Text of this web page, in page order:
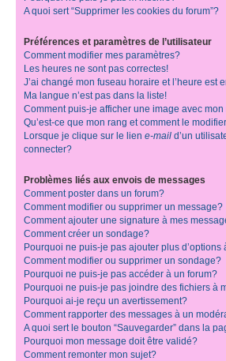
A quoi sert “Supprimer les cookies du forum”?
Préférences et paramètres de l’utilisateur
Comment modifier mes paramètres?
Les heures ne sont pas correctes!
J’ai changé mon fuseau horaire et l’heure est
Ma langue n’est pas dans la liste!
Comment puis-je afficher une image avec mon
Qu’est-ce que mon rang et comment le
Lorsque je clique sur le lien e-mail d’un
connecter?
Problèmes liés aux envois de messages
Comment poster dans un forum?
Comment modifier ou supprimer un message?
Comment ajouter une signature à mes
Comment créer un sondage?
Pourquoi ne puis-je pas ajouter plus d’options
Comment modifier ou supprimer un sondage?
Pourquoi ne puis-je pas accéder à un forum?
Pourquoi ne puis-je pas joindre des fichiers à
Pourquoi ai-je reçu un avertissement?
Comment rapporter des messages à un
A quoi sert le bouton “Sauvegarder” dans la
Pourquoi mon message doit être validé?
Comment remonter mon sujet?